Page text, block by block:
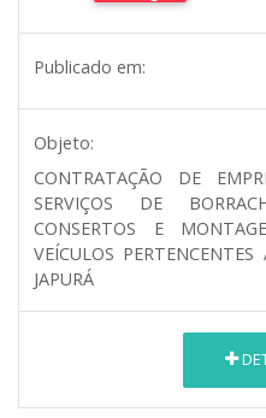
Publicado em:
Objeto:
CONTRATAÇÃO DE
SERVIÇOS DE
CONSERTOS E
VEÍCULOS
JAPURÁ